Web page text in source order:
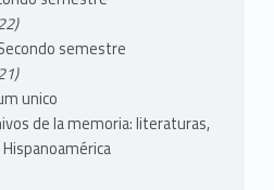
archivio della tradizione
memoria.
di testi estratti da
semestre
unico
de la memoria: literaturas,